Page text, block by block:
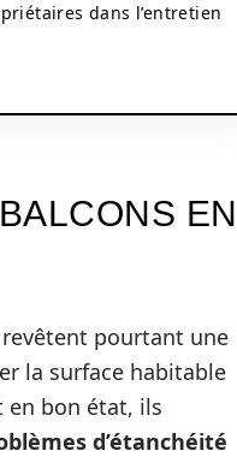
dans l’entretien
EN
revêtent pourtant une
la surface habitable
en bon état, ils
d’étanchéité